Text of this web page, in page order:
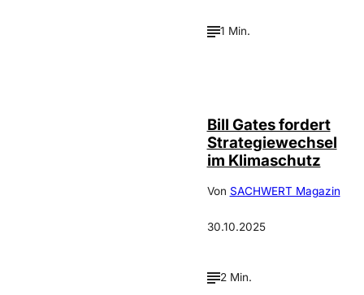
1 Min.
Bill Gates fordert
Strategiewechsel
im Klimaschutz
Von SACHWERT Magazin
30.10.2025
2 Min.